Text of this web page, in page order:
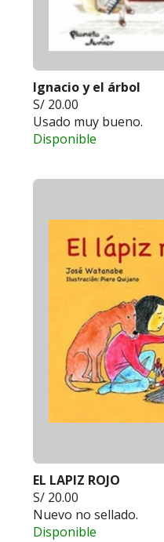
Ignacio y el árbol
S/ 20.00
Usado muy bueno.
Disponible
EL LAPIZ ROJO
S/ 20.00
Nuevo no sellado.
Disponible